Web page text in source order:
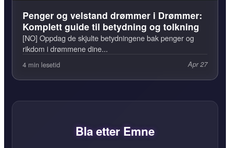
Penger og velstand drømmer i Drømmer:
Komplett guide til betydning og tolkning
[NO] Oppdag de skjulte betydningene bak penger og
rikdom i drømmene dine...
4 min lesetid Apr 27
Bla etter Emne